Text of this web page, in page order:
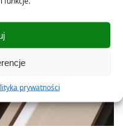
prywatności